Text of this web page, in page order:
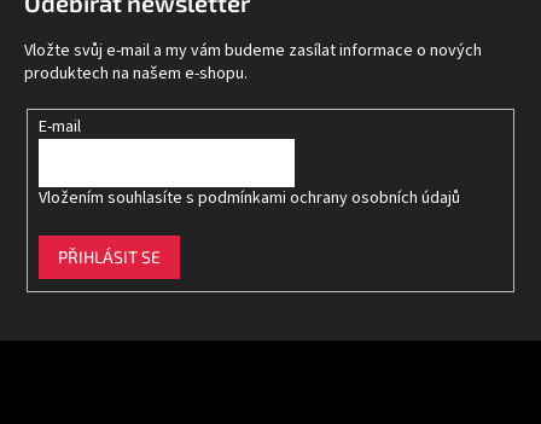
Vložte svůj e-mail a my vám budeme zasílat informace o nových
produktech na našem e-shopu.
E-mail
Vložením souhlasíte s podmínkami ochrany osobních údajů
PŘIHLÁSIT SE